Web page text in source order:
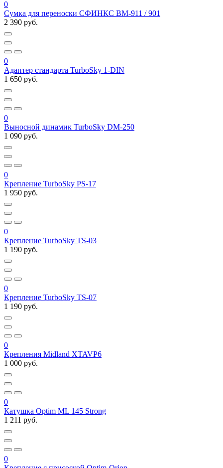
0
Сумка для переноски СФИНКС ВМ-911 / 901
2 390 руб.
0
Адаптер стандарта TurboSky 1-DIN
1 650 руб.
0
Выносной динамик TurboSky DM-250
1 090 руб.
0
Крепление TurboSky PS-17
1 950 руб.
0
Крепление TurboSky TS-03
1 190 руб.
0
Крепление TurboSky TS-07
1 190 руб.
0
Крепления Midland XTAVP6
1 000 руб.
0
Катушка Optim ML 145 Strong
1 211 руб.
0